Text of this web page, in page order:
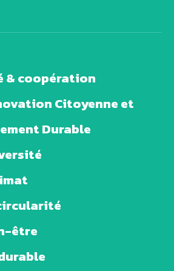
& coopération
Citoyenne et
Durable
être